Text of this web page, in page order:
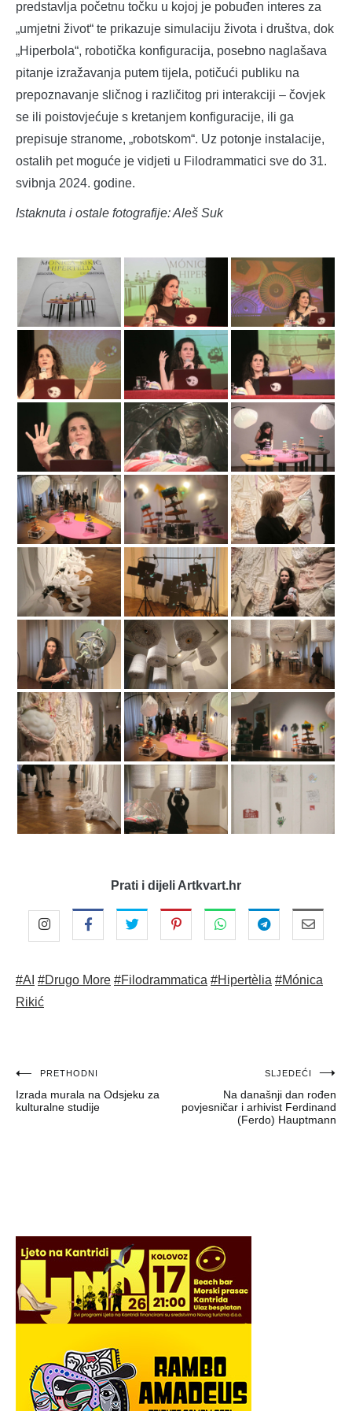
predstavlja početnu točku u kojoj je pobuđen interes za
„umjetni život“ te prikazuje simulaciju života i društva, dok
„Hiperbola“, robotička konfiguracija, posebno naglašava
pitanje izražavanja putem tijela, potičući publiku na
prepoznavanje sličnog i različitog pri interakciji – čovjek
se ili poistovjećuje s kretanjem konfiguracije, ili ga
prepisuje stranome, „robotskom“. Uz potonje instalacije,
ostalih pet moguće je vidjeti u Filodrammatici sve do 31.
svibnja 2024. godine.
Istaknuta i ostale fotografije: Aleš Suk
Prati i dijeli Artkvart.hr
#AI #Drugo More #Filodrammatica #Hipertèlia #Mónica
Rikić
Navigacija
objava
PRETHODNI
Izrada murala na Odsjeku za
kulturalne studije
SLJEDEĆI
Na današnji dan rođen
povjesničar i arhivist Ferdinand
(Ferdo) Hauptmann